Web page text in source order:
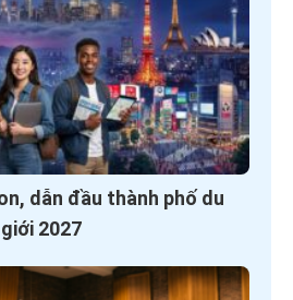
dẫn đầu thành phố du
2027